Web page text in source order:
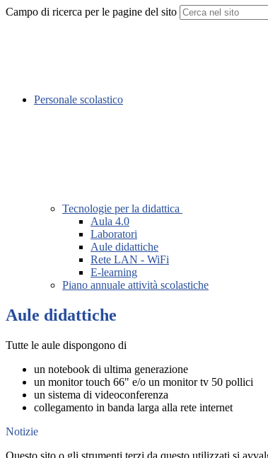
Campo di ricerca per le pagine del sito
Personale scolastico
Tecnologie per la didattica
Aula 4.0
Laboratori
Aule didattiche
Rete LAN - WiFi
E-learning
Piano annuale attività scolastiche
Aule didattiche
Tutte le aule dispongono di
un notebook di ultima generazione
un monitor touch 66" e/o un monitor tv 50 pollici
un sistema di videoconferenza
collegamento in banda larga alla rete internet
Notizie